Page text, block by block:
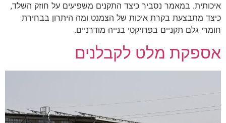
איכותית. במאמר נסביר כיצד התקנים משפיעים על חוזק השלד,
כיצד מתבצעת בקרת איכות של הצמנט ומה היתרון בבחירת
חומרי גלם תקניים בפרויקטי בנייה מודרניים.
אספקת מלט לקבלנים